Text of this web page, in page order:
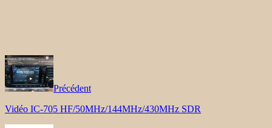
Précédent
Vidéo IC-705 HF/50MHz/144MHz/430MHz SDR